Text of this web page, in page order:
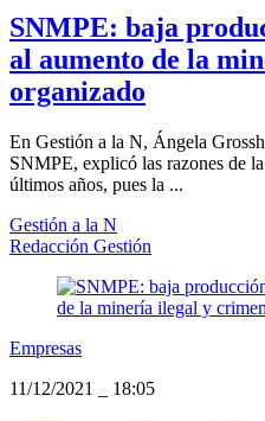
SNMPE: baja
al aumento de la
organizado
En Gestión a la N, Ángela
SNMPE, explicó las razones de
últimos años, pues la ...
Gestión a la N
Redacción Gestión
Empresas
11/12/2021
18:05